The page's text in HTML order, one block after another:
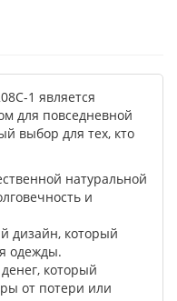
1 является
для повседневной
выбор для тех, кто
натуральной
и
дизайн, который
одежды.
который
от потери или